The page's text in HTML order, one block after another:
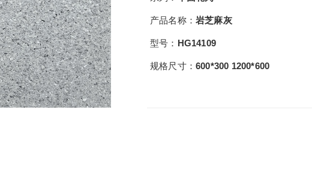
产品名称： 岩芝麻灰
型号： HG14109
规格尺寸： 600*300 1200*600